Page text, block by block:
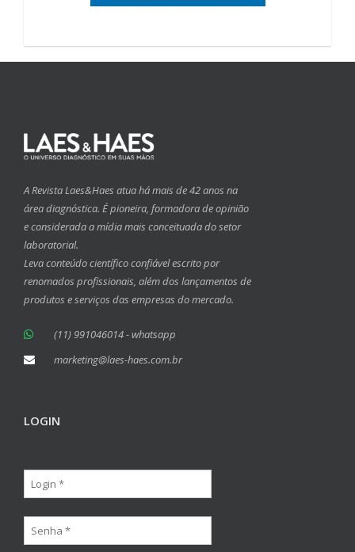
A Revista Laes&Haes atua há mais de 42 anos na
área diagnóstica. É pioneira, formadora de opinião
e considerada a mídia mais conceituada do setor
laboratorial.
Leva conteúdo científico confiável escrito por
renomados profissionais, além dos lançamentos de
produtos e serviços das empresas do mercado.
(11) 991046014 - whatsapp
marketing@laes-haes.com.br
LOGIN